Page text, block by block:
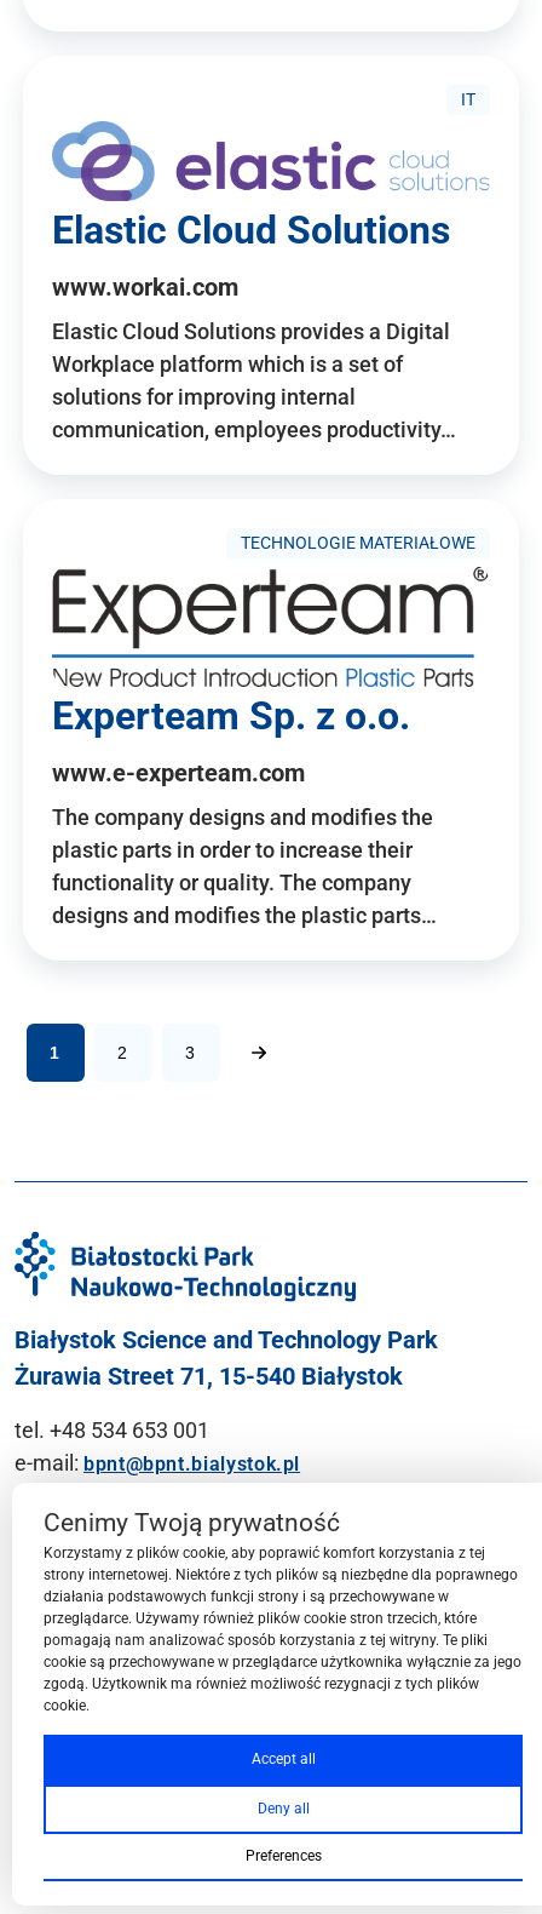
IT
Elastic Cloud Solutions
www.workai.com
Elastic Cloud Solutions provides a Digital
Workplace platform which is a set of
solutions for improving internal
communication, employees productivity…
TECHNOLOGIE MATERIAŁOWE
Experteam Sp. z o.o.
www.e-experteam.com
The company designs and modifies the
plastic parts in order to increase their
functionality or quality. The company
designs and modifies the plastic parts…
1 2 3
Białystok Science and Technology Park
Żurawia Street 71, 15-540 Białystok
tel. +48 534 653 001
e-mail: bpnt@bpnt.bialystok.pl
Contact
BPN-T Area
BPN-T Offer
Cenimy Twoją prywatność
Korzystamy z plików cookie, aby poprawić komfort korzystania z tej
strony internetowej. Niektóre z tych plików są niezbędne dla poprawnego
działania podstawowych funkcji strony i są przechowywane w
przeglądarce. Używamy również plików cookie stron trzecich, które
pomagają nam analizować sposób korzystania z tej witryny. Te pliki
cookie są przechowywane w przeglądarce użytkownika wyłącznie za jego
zgodą. Użytkownik ma również możliwość rezygnacji z tych plików
cookie.
Accept all
Deny all
Preferences